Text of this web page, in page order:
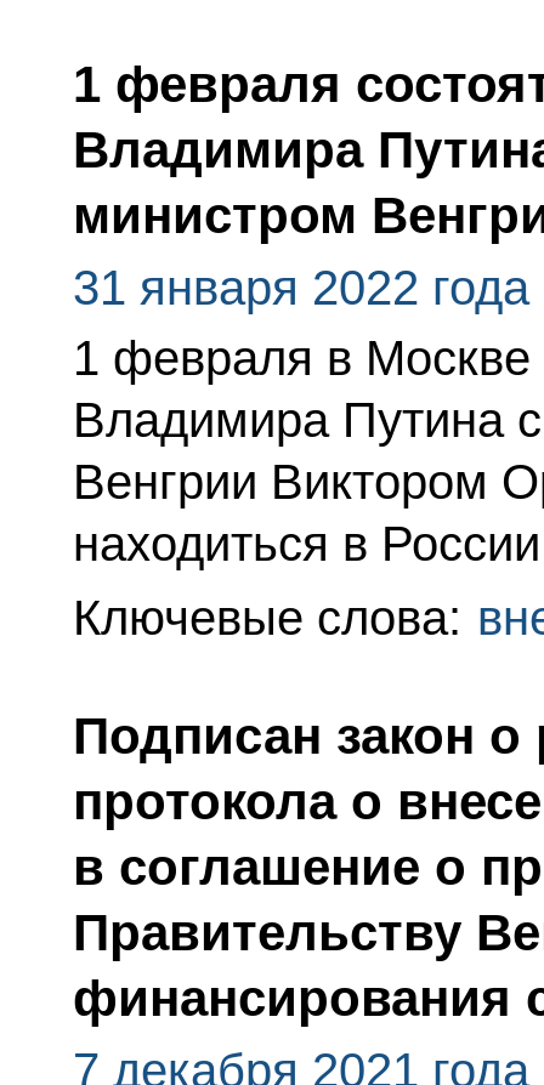
1 февраля
Владимира
министром
31 января 2022 года
1 февраля в Москве
Владимира Путина
Венгрии Виктором
находиться в
Ключевые слова:
Подписан закон
протокола о
в соглашение о
Правительству
финансирования
7 декабря 2021 года